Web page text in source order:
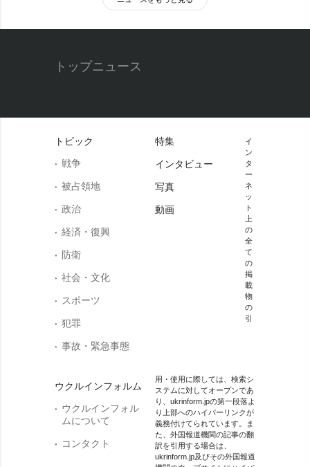
トップニュース
トピック
戦争
被占領地
政治
経済・復興
防衛
社会・文化
スポーツ
犯罪
事故・緊急事態
ウクルインフォルム
ウクルインフォル
ムについて
コンタクト
特集
インタビュー
写真
動画
イ
ン
タ
ー
ネ
ッ
ト
上
の
全
て
の
掲
載
物
の
引
用・使用に際しては、検索シ
ステムに対してオープンであ
り、ukrinform.jpの第一段落よ
り上部へのハイパーリンクが
義務付けてられています。ま
た、外国報道機関の記事の翻
訳を引用する場合は、
ukrinform.jp及びその外国報道